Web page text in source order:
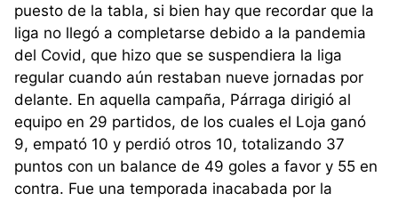
puesto de la tabla, si bien hay que recordar que la
liga no llegó a completarse debido a la pandemia
del Covid, que hizo que se suspendiera la liga
regular cuando aún restaban nueve jornadas por
delante. En aquella campaña, Párraga dirigió al
equipo en 29 partidos, de los cuales el Loja ganó
9, empató 10 y perdió otros 10, totalizando 37
puntos con un balance de 49 goles a favor y 55 en
contra. Fue una temporada inacabada por la